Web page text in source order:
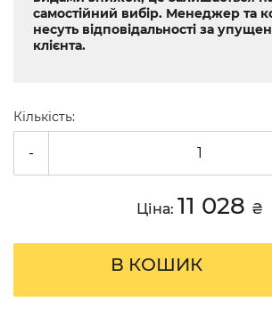
самостійний вибір. Менеджер та
несуть відповідальності за
клієнта.
Кількість:
-
Ціна: 11 028 ₴
В КОШИК